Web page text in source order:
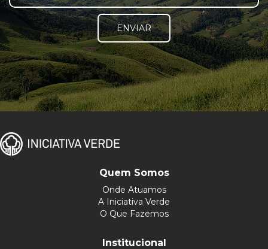
ENVIAR
Quem Somos
Onde Atuamos
A Iniciativa Verde
O Que Fazemos
Institucional